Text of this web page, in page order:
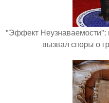
"Эффект
вызвал споры о